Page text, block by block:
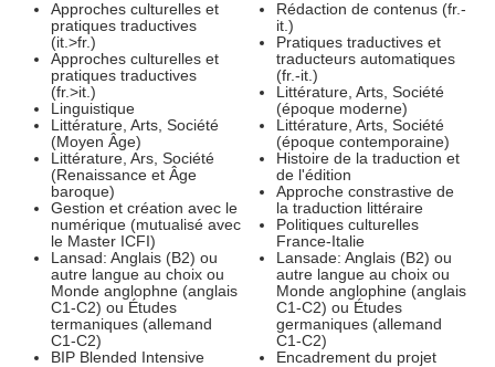
Approches culturelles et
pratiques traductives
(it.>fr.)
Approches culturelles et
pratiques traductives
(fr.>it.)
Linguistique
Littérature, Arts, Société
(Moyen Âge)
Littérature, Ars, Société
(Renaissance et Âge
baroque)
Gestion et création avec le
numérique (mutualisé avec
le Master ICFI)
Lansad: Anglais (B2) ou
autre langue au choix ou
Monde anglophne (anglais
C1-C2) ou Études
termaniques (allemand
C1-C2)
BIP Blended Intensive
Rédaction de contenus (fr.-
it.)
Pratiques traductives et
traducteurs automatiques
(fr.-it.)
Littérature, Arts, Société
(époque moderne)
Littérature, Arts, Société
(époque contemporaine)
Histoire de la traduction et
de l'édition
Approche constrastive de
la traduction littéraire
Politiques culturelles
France-Italie
Lansade: Anglais (B2) ou
autre langue au choix ou
Monde anglophine (anglais
C1-C2) ou Études
germaniques (allemand
C1-C2)
Encadrement du projet